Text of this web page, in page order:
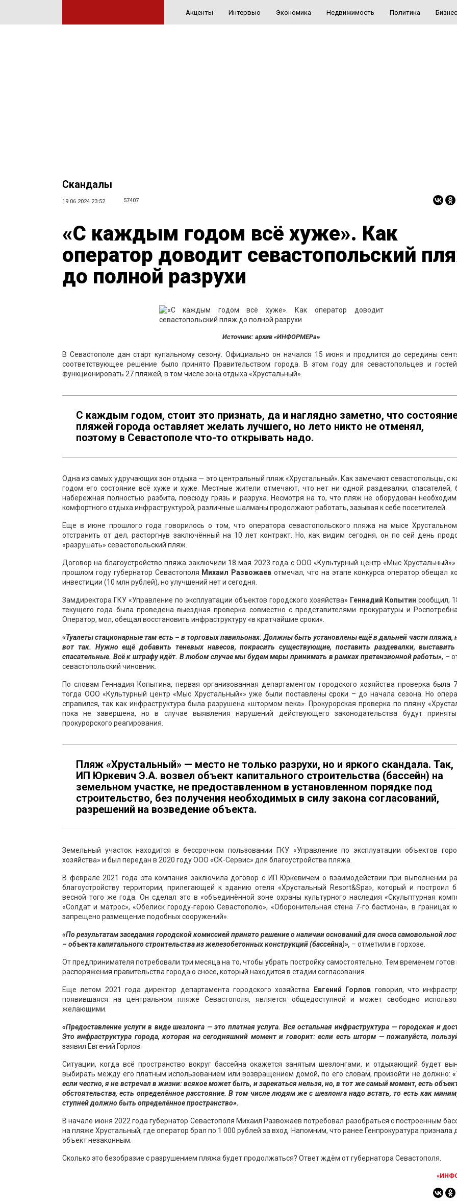
Акценты Интервью Экономика Недвижимость Политика Бизнес
Скандалы
19.06.2024 23:52 57407
«С каждым годом всё хуже». Как
оператор доводит севастопольский
до полной разрухи
Источник: архив «ИНФОРМЕРа»
В Севастополе дан старт купальному сезону. Официально он начался 15 июня и продлится до середины
соответствующее решение было принято Правительством города. В этом году для севастопольцев и
функционировать 27 пляжей, в том числе зона отдыха «Хрустальный».
С каждым годом, стоит это признать, да и наглядно заметно, что
пляжей города оставляет желать лучшего, но лето никто не отменял,
поэтому в Севастополе что-то открывать надо.
Одна из самых удручающих зон отдыха — это центральный пляж «Хрустальный». Как замечают севастопольцы, с
годом его состояние всё хуже и хуже. Местные жители отмечают, что нет ни одной раздевалки, спасателей,
набережная полностью разбита, повсюду грязь и разруха. Несмотря на то, что пляж не оборудован
комфортного отдыха инфраструктурой, различные шалманы продолжают работать, зазывая к себе посетителей.
Еще в июне прошлого года говорилось о том, что оператора севастопольского пляжа на мысе
отстранить от дел, расторгнув заключённый на 10 лет контракт. Но, как видим сегодня, он по сей день
«разрушать» севастопольский пляж.
Договор на благоустройство пляжа заключили 18 мая 2023 года с ООО «Культурный центр «Мыс
прошлом году губернатор Севастополя Михаил Развожаев отмечал, что на этапе конкурса оператор обещал
инвестиции (10 млн рублей), но улучшений нет и сегодня.
Замдиректора ГКУ «Управление по эксплуатации объектов городского хозяйства» Геннадий Копытин сообщил,
текущего года была проведена выездная проверка совместно с представителями прокуратуры и
Оператор, мол, обещал восстановить инфраструктуру «в кратчайшие сроки».
«Туалеты стационарные там есть – в торговых павильонах. Должны быть установлены ещё в дальней части пляжа,
вот так. Нужно ещё добавить теневых навесов, покрасить существующие, поставить раздевалки,
спасательные. Всё к штрафу идёт. В любом случае мы будем меры принимать в рамках претензионной работы», –
севастопольский чиновник.
По словам Геннадия Копытина, первая организованная департаментом городского хозяйства проверка была
тогда ООО «Культурный центр «Мыс Хрустальный»» уже были поставлены сроки – до начала сезона. Но
справился, так как инфраструктура была разрушена «штормом века». Прокурорская проверка по пляжу
пока не завершена, но в случае выявления нарушений действующего законодательства будут
прокурорского реагирования.
Пляж «Хрустальный» — место не только разрухи, но и яркого скандала. Так,
ИП Юркевич Э.А. возвел объект капитального строительства (бассейн) на
земельном участке, не предоставленном в установленном порядке под
строительство, без получения необходимых в силу закона согласований,
разрешений на возведение объекта.
Земельный участок находится в бессрочном пользовании ГКУ «Управление по эксплуатации объектов
хозяйства» и был передан в 2020 году ООО «СК-Сервис» для благоустройства пляжа.
В феврале 2021 года эта компания заключила договор с ИП Юркевичем о взаимодействии при выполнении
благоустройству территории, прилегающей к зданию отеля «Хрустальный Resort&Spa», который и построил
весной того же года. Он сделал это в «объединённой зоне охраны культурного наследия «Скульптурная
«Солдат и матрос», «Обелиск городу-герою Севастополю», «Оборонительная стена 7-го бастиона», в границах
запрещено размещение подобных сооружений».
«По результатам заседания городской комиссией принято решение о наличии оснований для сноса самовольной
– объекта капитального строительства из железобетонных конструкций (бассейна)», – отметили в горхозе.
От предпринимателя потребовали три месяца на то, чтобы убрать постройку самостоятельно. Тем временем готов
распоряжения правительства города о сносе, который находится в стадии согласования.
Еще летом 2021 года директор департамента городского хозяйства Евгений Горлов говорил, что
появившаяся на центральном пляже Севастополя, является общедоступной и может свободно
желающими.
«Предоставление услуги в виде шезлонга — это платная услуга. Вся остальная инфраструктура — городская и
Это инфраструктура города, которая на сегодняшний момент и говорит: если есть шторм — пожалуйста,
заявил Евгений Горлов.
Ситуации, когда всё пространство вокруг бассейна окажется занятым шезлонгами, и отдыхающий будет
выбирать между его платным использованием или возвращением домой, по его словам, произойти не должно:
если честно, я не встречал в жизни: всякое может быть, и зарекаться нельзя, но, в тот же самый момент, есть
обстоятельства, есть определённое расстояние. В том числе людям же с шезлонга надо встать, то есть как
ступней должно быть определённое пространство».
В начале июня 2022 года губернатор Севастополя Михаил Развожаев потребовал разобраться с построенным
на пляже Хрустальный, где оператор брал по 1 000 рублей за вход. Напомним, что ранее Генпрокуратура признала
объект незаконным.
Сколько это безобразие с разрушением пляжа будет продолжаться? Ответ ждём от губернатора Севастополя.